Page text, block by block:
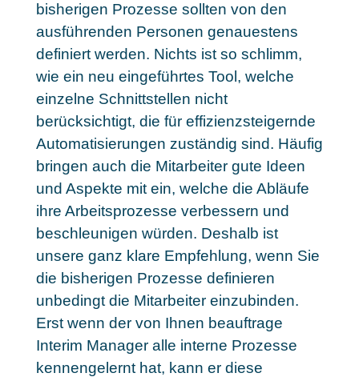
bisherigen Prozesse sollten von den
ausführenden Personen genauestens
definiert werden. Nichts ist so schlimm,
wie ein neu eingeführtes Tool, welche
einzelne Schnittstellen nicht
berücksichtigt, die für effizienzsteigernde
Automatisierungen zuständig sind. Häufig
bringen auch die Mitarbeiter gute Ideen
und Aspekte mit ein, welche die Abläufe
ihre Arbeitsprozesse verbessern und
beschleunigen würden. Deshalb ist
unsere ganz klare Empfehlung, wenn Sie
die bisherigen Prozesse definieren
unbedingt die Mitarbeiter einzubinden.
Erst wenn der von Ihnen beauftrage
Interim Manager alle interne Prozesse
kennengelernt hat, kann er diese